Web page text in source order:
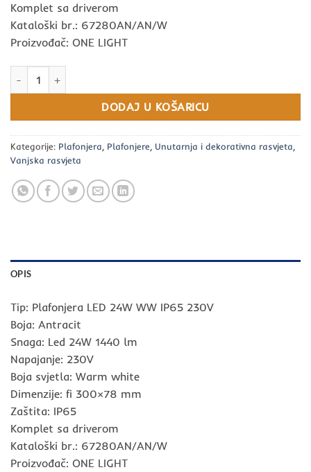
Komplet sa driverom
Kataloški br.: 67280AN/AN/W
Proizvođač: ONE LIGHT
DODAJ U KOŠARICU
Kategorije: Plafonjera, Plafonjere, Unutarnja i dekorativna rasvjeta,
Vanjska rasvjeta
OPIS
Tip: Plafonjera LED 24W WW IP65 230V
Boja: Antracit
Snaga: Led 24W 1440 lm
Napajanje: 230V
Boja svjetla: Warm white
Dimenzije: fi 300×78 mm
Zaštita: IP65
Komplet sa driverom
Kataloški br.: 67280AN/AN/W
Proizvođač: ONE LIGHT